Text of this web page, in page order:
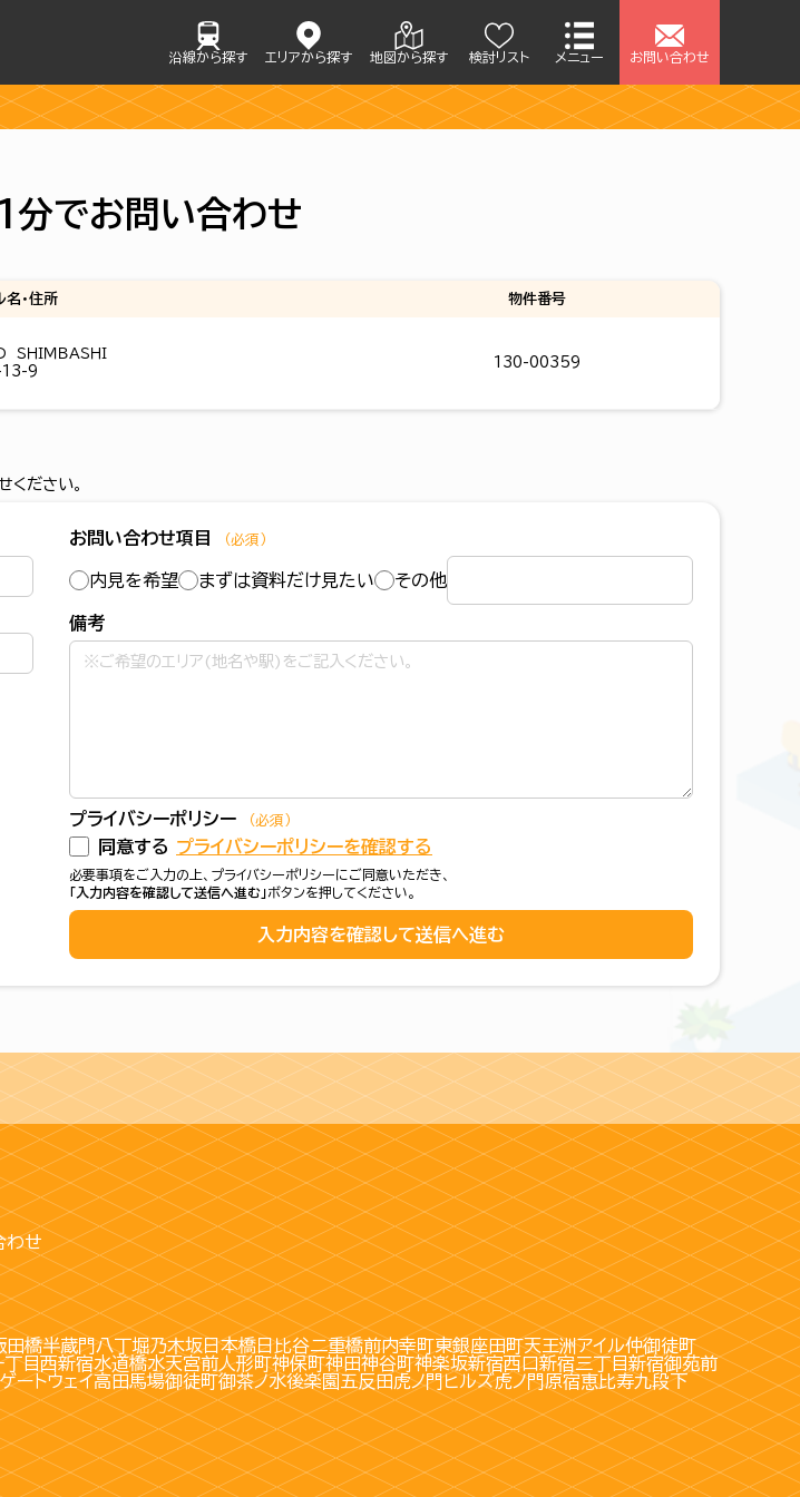
沿線から探す エリアから探す 地図から探す 検討リスト メニュー お問い合わせ
分でお問い合わせ
名・住所 物件番号
ＳＨＩＭＢＡＳＨＩ
13-9
130-00359
ください。
お問い合わせ項目 （必須）
内見を希望 まずは資料だけ見たい その他
備考
プライバシーポリシー （必須）
同意する プライバシーポリシーを確認する
必要事項をご入力の上、プライバシーポリシーにご同意いただき、
「入力内容を確認して送信へ進む」ボタンを押してください。
入力内容を確認して送信へ進む
わせ
田橋半蔵門八丁堀乃木坂日本橋日比谷二重橋前内幸町東銀座田町天王洲アイル仲御徒町
目 西新宿水道橋水天宮前 人形町神保町神田神谷町神楽坂新宿西口新宿三丁目新宿御苑前
ートウェイ高田馬場御徒町御茶ノ水後楽園五反田虎ノ門ヒルズ虎ノ門原宿恵比寿九段下